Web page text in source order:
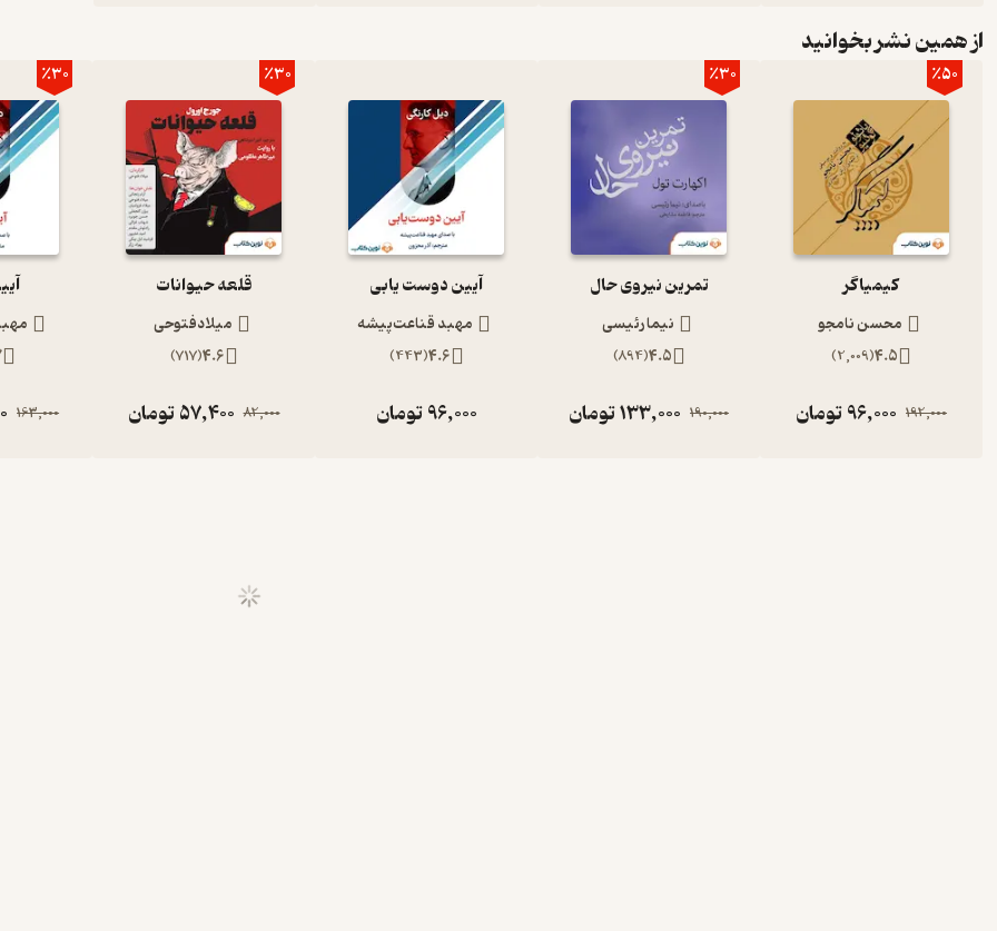
از همین نشر بخوانید
٪50
کیمیاگر
محسن نامجو
4.5
(
2,009
)
192,000
96,000تومان
٪30
تمرین نیروی حال
نیما رئیسی
4.5
(
894
)
190,000
133,000تومان
آیین دوست یابی
مهبد قناعت‌پیشه
4.6
(
443
)
96,000تومان
٪30
قلعه حیوانات
میلادفتوحی
4.6
(
717
)
82,000
57,400تومان
٪30
163,000